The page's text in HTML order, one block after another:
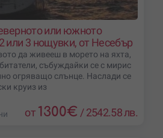
или южното
или 3 нощувки, от Несебър
да живееш в морето на яхта,
събуждайки се с мирис
огряващо слънце. Наслади се
круиз из
от 1300€ /2542.58 лв.